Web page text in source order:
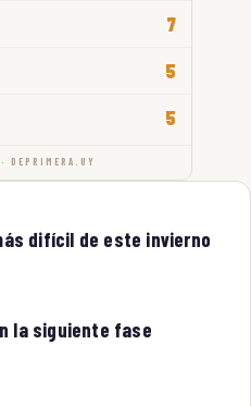
7
5
5
DEPRIMERA.UY
difícil de este invierno
la siguiente fase